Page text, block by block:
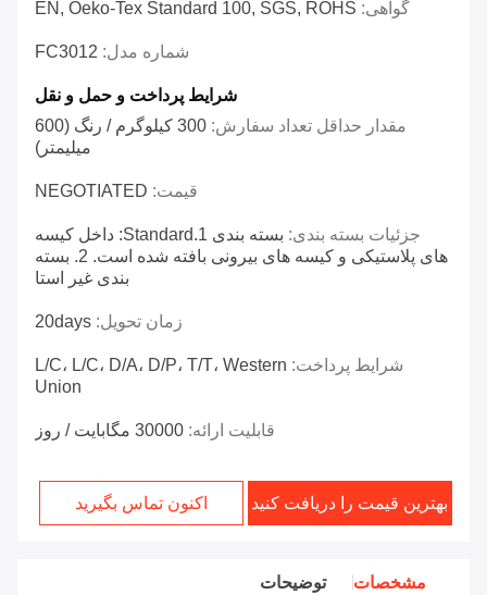
گواهی: EN, Oeko-Tex Standard 100, SGS, ROHS
شماره مدل: FC3012
شرایط پرداخت و حمل و نقل
مقدار حداقل تعداد سفارش:
300 کیلوگرم / رنگ (600
میلیمتر)
قیمت: NEGOTIATED
جزئیات بسته بندی:
بسته بندی 1.Standard: داخل کیسه
های پلاستیکی و کیسه های بیرونی بافته شده است. 2. بسته
بندی غیر استا
زمان تحویل: 20days
شرایط پرداخت: L/C، L/C، D/A، D/P، T/T، Western
Union
قابلیت ارائه: 30000 مگابایت / روز
بهترین قیمت را دریافت کنید اکنون تماس بگیرید
مشخصات توضیحات